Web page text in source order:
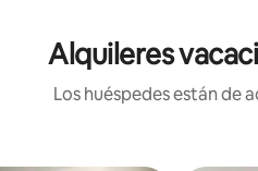
Alquileres
Los huéspedes están de